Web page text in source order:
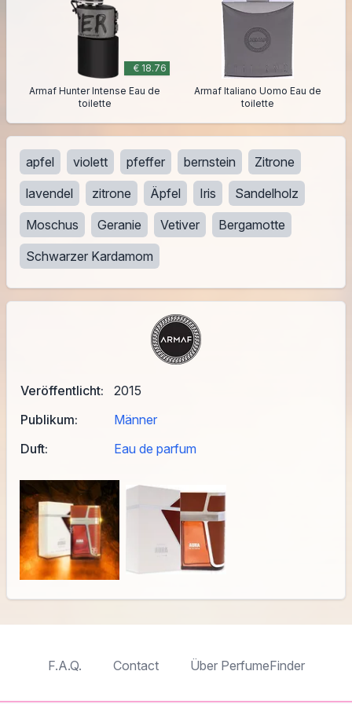
Veröffentlicht:
2015
Publikum:
Männer
Duft:
Eau de parfum
€ 18.76
Armaf Hunter Intense Eau de
toilette
Armaf Italiano Uomo Eau de
toilette
apfel violett pfeffer bernstein
Zitrone
lavendel
zitrone Äpfel Iris
Sandelholz
Moschus
Geranie Vetiver
Bergamotte
Schwarzer Kardamom
F.A.Q. Contact Über PerfumeFinder